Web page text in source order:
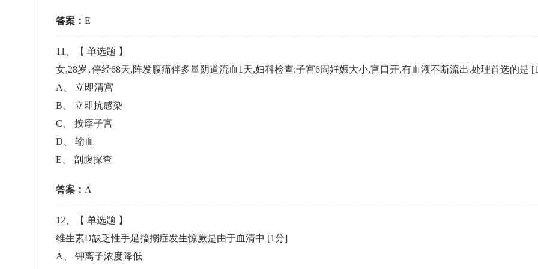
答案： E
11 、【 单选题 】
女,28岁｡停经68天,阵发腹痛伴多量阴道流血1天,妇科检查:子宫6周妊娠大小,宫口开,有血液不断流出.处理首选的是
A
立即清宫
B
立即抗感染
C
按摩子宫
D
输血
E
剖腹探查
答案： A
12 、【 单选题 】
维生素D缺乏性手足搐搦症发生惊厥是由于血清中 [1分]
A
钾离子浓度降低